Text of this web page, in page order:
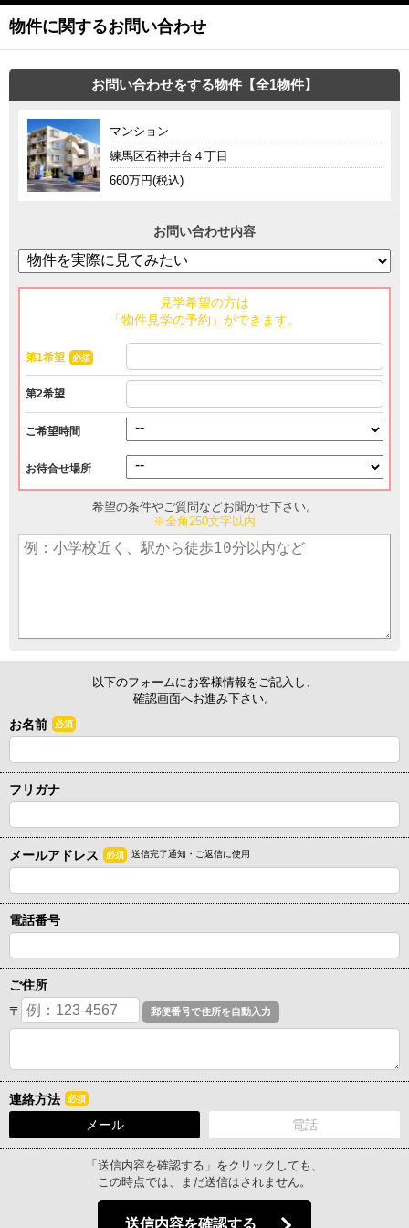
物件に関するお問い合わせ
お問い合わせをする物件【全1物件】
マンション
練馬区石神井台４丁目
660万円(税込)
お問い合わせ内容
見学希望の方は
「物件見学の予約」ができます。
第1希望 必須
第2希望
ご希望時間
お待合せ場所
希望の条件やご質問などお聞かせ下さい。
※全角250文字以内
以下のフォームにお客様情報をご記入し、
確認画面へお進み下さい。
お名前 必須
フリガナ
メールアドレス 必須 送信完了通知・ご返信に使用
電話番号
ご住所
〒
連絡方法 必須
メール 電話
「送信内容を確認する」をクリックしても、
この時点では、まだ送信はされません。
送信内容を確認する